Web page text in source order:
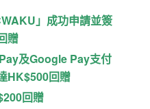
」 成功申請並簽
贈
及Google Pay支付
HK$500回贈
回贈